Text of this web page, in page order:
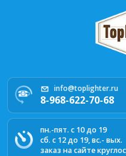
info@toplighter.ru
8-968-622-70-68
пн.-пят. с 10 до 19
сб. с 12 до 19, вс.- вых.
заказ на сайте